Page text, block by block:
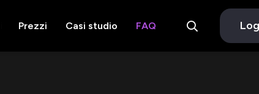
Prezzi Casi studio FAQ